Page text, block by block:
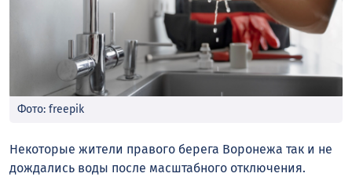
Фото: freepik
Некоторые жители правого берега Воронежа так и не
дождались воды после масштабного отключения.